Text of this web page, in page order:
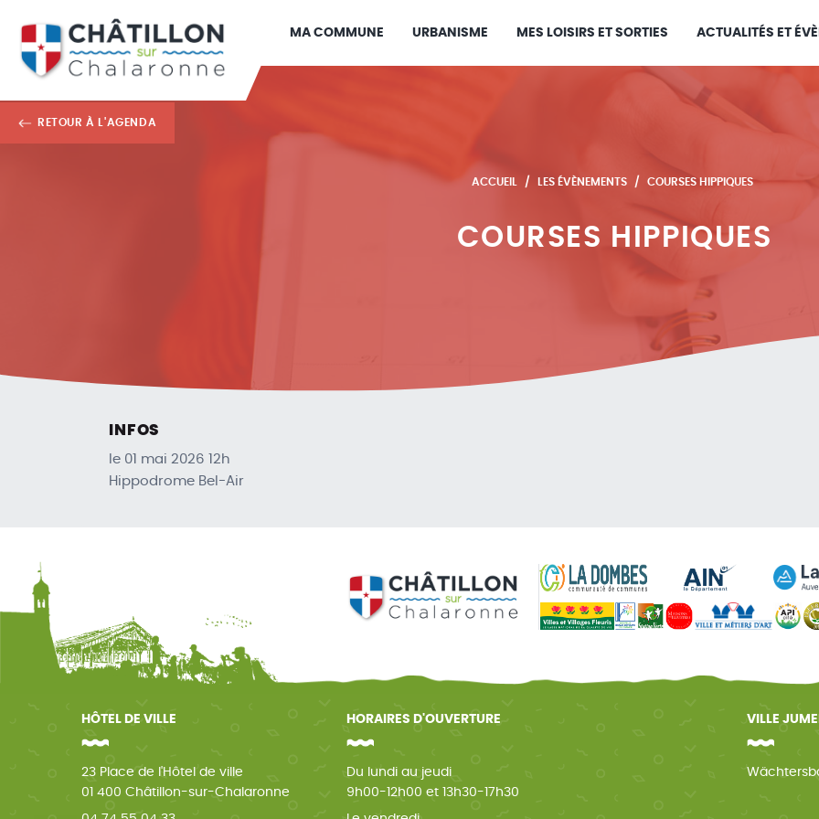
MA COMMUNE URBANISME MES LOISIRS ET SORTIES ACTUALITÉS ET
ACCUEIL LES ÉVÈNEMENTS COURSES HIPPIQUES
COURSES HIPPIQUES
RETOUR À L'AGENDA
INFOS
le 01 mai 2026 12h
Hippodrome Bel-Air
HÔTEL DE VILLE
23 Place de l'Hôtel de ville
01 400 Châtillon-sur-Chalaronne
HORAIRES D'OUVERTURE
Du lundi au jeudi
9h00-12h00 et 13h30-17h30
VILLE